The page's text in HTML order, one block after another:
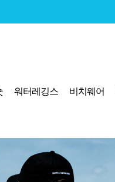
워터레깅스 비치웨어